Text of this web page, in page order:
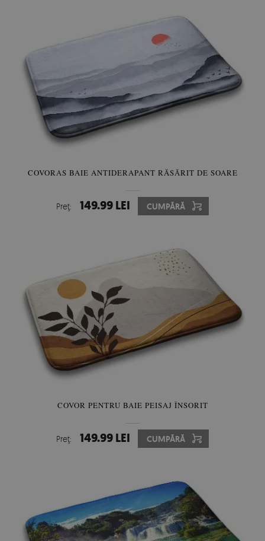
COVORAS BAIE ANTIDERAPANT RĂSĂRIT DE SOARE
Preţ: 149.99 LEI CUMPĂRĂ
COVOR PENTRU BAIE PEISAJ ÎNSORIT
Preţ: 149.99 LEI CUMPĂRĂ